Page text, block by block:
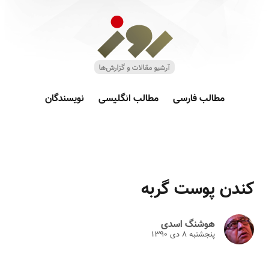
مطالب فارسی مطالب انگلیسی نویسندگان
کندن پوست گربه
هوشنگ اسدی
پنجشنبه ۸ دى ۱۳۹۰